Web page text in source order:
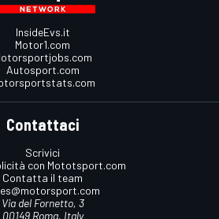
InsideEvs.it
Motor1.com
Autosport.com
Contattaci
Scrivici
con Mototsport.com
Contatta il team
Via del Fornetto, 3
00149 Roma, Italy